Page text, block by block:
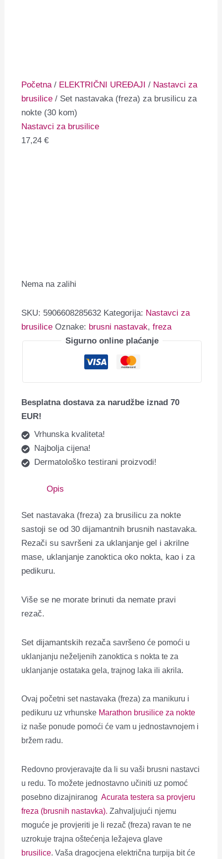
Početna/ ELEKTRIČNI UREĐAJI / Nastavci za
brusilice / Set nastavaka (freza) za brusilicu za
nokte (30 kom)
Nastavci za brusilice
17,24€
Nema na zalihi
SKU: 5906608285632 Kategorija: Nastavci za
brusilice Oznake: brusni nastavak,freza
Sigurno online plaćanje
Besplatna dostava za narudžbe iznad 70
EUR!
Vrhunska kvaliteta!
Najbolja cijena!
Dermatološko testirani proizvodi!
Opis
Set nastavaka (freza) za brusilicu za nokte
sastoji se od 30 dijamantnih brusnih nastavaka.
Rezači su savršeni za uklanjanje gel i akrilne
mase, uklanjanje zanoktica oko nokta, kao i za
pedikuru.
Više se ne morate brinuti da nemate pravi
rezač.
Set dijamantskih rezačasavršeno će pomoći u
uklanjanju neželjenih zanoktica s nokta te za
uklanjanje ostataka gela, trajnog laka ili akrila.
Ovaj početni set nastavaka (freza) za manikuru i
pedikuru uz vrhunske Marathon brusilice za nokte
iz naše ponude pomoći će vam u jednostavnojem i
bržem radu.
Redovno provjeravajte da li su vaši brusni nastavci
u redu. To možete jednostavno učiniti uz pomoć
posebno dizajniranogAcurata testera sa provjeru
freza (brusnih nastavka). Zahvaljujući njemu
moguće je provjeriti je li rezač (freza) ravan te ne
uzrokuje trajna oštećenja ležajeva glave
brusilice.Vaša dragocjena električna turpija bit će